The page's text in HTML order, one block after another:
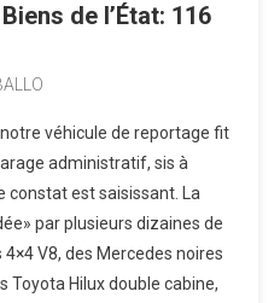
de l’État: 116
véhicule de reportage fit
administratif, sis à
constat est saisissant. La
par plusieurs dizaines de
V8, des Mercedes noires
Toyota Hilux double cabine,